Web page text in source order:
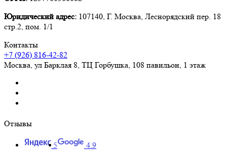
Юридический адрес: 107140, Г. Москва, Леснорядский пер. 18
стр.2, пом. 1/1
Контакты
+7 (926) 816-42-82
Москва, ул Барклая 8, ТЦ Горбушка, 108 павильон, 1 этаж
Отзывы
5 4.9